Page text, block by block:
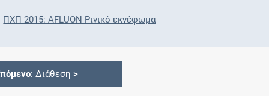
ΠΧΠ 2015: AFLUON Ρινικό εκνέφωμα
: Διάθεση >